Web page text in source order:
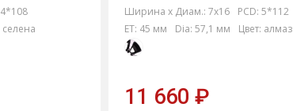
4*108
селена
Ширина х Диам.: 7x16 PCD: 5*112
ET: 45 мм Dia: 57,1 мм Цвет: алмаз
11 660₽